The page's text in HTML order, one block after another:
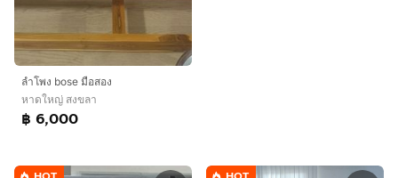
ลำโพง bose มือสอง
หาดใหญ่ สงขลา
฿ 6,000